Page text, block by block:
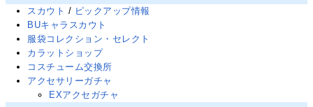
スカウト / ピックアップ情報
BUキャラスカウト
服袋コレクション・セレクト
カラットショップ
コスチューム交換所
アクセサリーガチャ
EXアクセガチャ